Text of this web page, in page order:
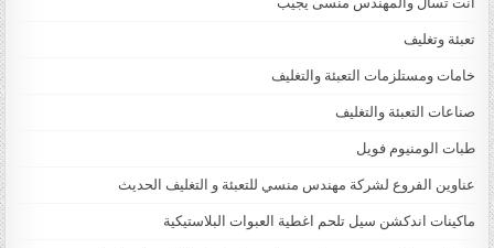
تعبئة وتغليف
خامات ومستلزمات التعبئة والتغليف
صناعات التعبئة والتغليف
طبات الومنيوم فويل
عناوين الفروع لشركة مهندس منسي للتعبئة و التغليف الحديث
ماكينات اندكشن سيل تلحم اغطية العبوات البلاستيكية